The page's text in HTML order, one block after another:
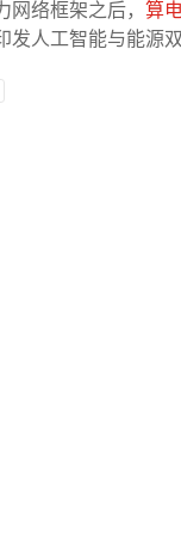
络框架之后， 算
发人工智能与能源